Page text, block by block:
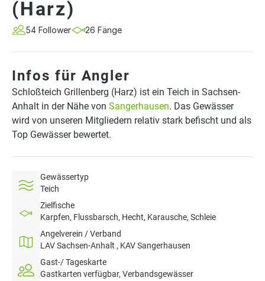
(Harz)
54 Follower 26 Fänge
Infos für Angler
Schloßteich Grillenberg (Harz) ist ein Teich in Sachsen-
Anhalt in der Nähe von Sangerhausen. Das Gewässer
wird von unseren Mitgliedern relativ stark befischt und als
Top Gewässer bewertet.
Gewässertyp
Teich
Zielfische
Karpfen, Flussbarsch, Hecht, Karausche, Schleie
Angelverein / Verband
LAV Sachsen-Anhalt , KAV Sangerhausen
Gast-/ Tageskarte
Gastkarten verfügbar, Verbandsgewässer